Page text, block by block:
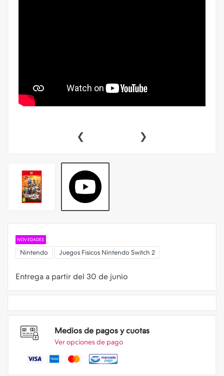
‹ ›
NOVEDADES
Nintendo Juegos Fisicos Nintendo Switch 2
Medios de pagos y cuotas
Ver opciones de pago